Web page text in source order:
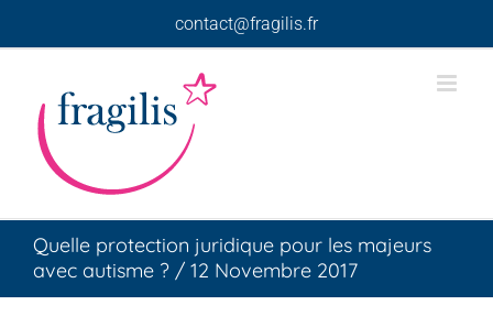
contact@fragilis.fr
Quelle protection juridique pour les majeurs
avec autisme ? / 12 Novembre 2017